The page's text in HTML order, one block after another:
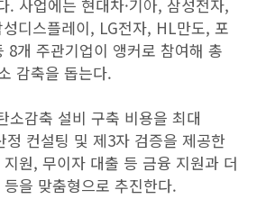
. 사업에는 현대차·기아, 삼성전자,
디스플레이, LG전자, HL만도, 포
8개 주관기업이 앵커로 참여해 총
감축을 돕는다.
소감축 설비 구축 비용을 최대
정 컨설팅 및 제3자 검증을 제공한
원, 무이자 대출 등 금융 지원과 더
을 맞춤형으로 추진한다.